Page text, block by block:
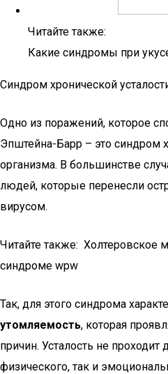
Читайте также:
Какие синдромы при
Синдром хронической
Одно из поражений, которое
Эпштейна-Барр – это синдром
организма. В большинстве
людей, которые перенесли
вирусом.
Читайте также: Холтеровское
синдроме wpw
Так, для этого синдрома
утомляемость, которая
причин. Усталость не
физического, так и